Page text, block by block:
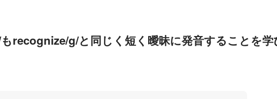
recognize/g/と同じく短く曖昧に発音することを学